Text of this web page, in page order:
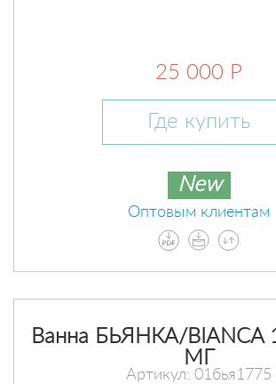
25 000 Р
Где купить
New
Оптовым клиентам
Ванна БЬЯНКА/BIANCA
МГ
Артикул: 01бья1775